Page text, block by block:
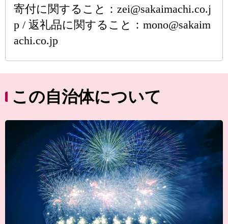
寄付に関すること：zei@sakaimachi.co.j
p / 返礼品に関すること：mono@sakaim
achi.co.jp
この自治体について